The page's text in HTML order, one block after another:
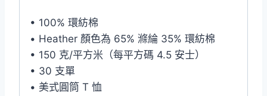
• 100% 環紡棉
• Heather 顏色為 65% 滌綸 35% 環紡棉
• 150 克/平方米（每平方碼 4.5 安士）
• 30 支單
• 美式圓筒 T 恤